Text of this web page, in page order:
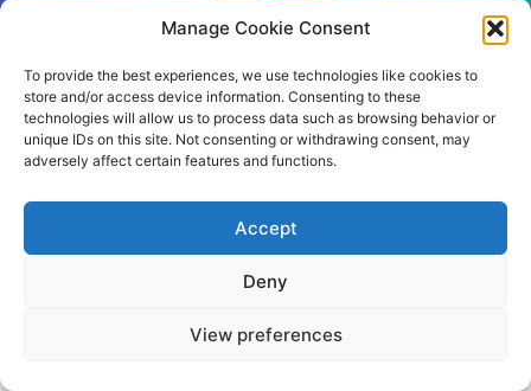
Manage Cookie Consent
To provide the best experiences, we use technologies like cookies to
store and/or access device information. Consenting to these
technologies will allow us to process data such as browsing behavior or
unique IDs on this site. Not consenting or withdrawing consent, may
adversely affect certain features and functions.
Accept
Deny
View preferences
© 2026 – All rights reserved
Política de Privacidade|Política de cookies